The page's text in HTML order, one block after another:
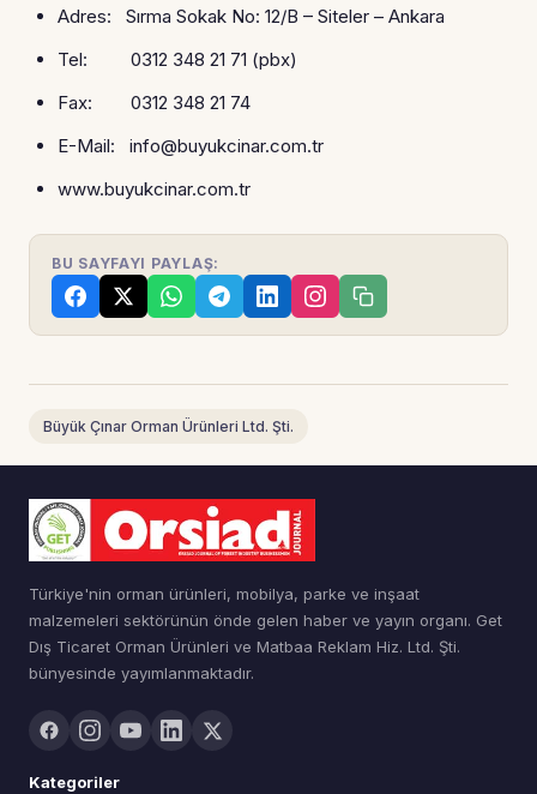
Adres: Sırma Sokak No: 12/B – Siteler – Ankara
Tel: 0312 348 21 71 (pbx)
Fax: 0312 348 21 74
E-Mail: info@buyukcinar.com.tr
www.buyukcinar.com.tr
BU SAYFAYI PAYLAŞ:
Büyük Çınar Orman Ürünleri Ltd. Şti.
Türkiye'nin orman ürünleri, mobilya, parke ve inşaat
malzemeleri sektörünün önde gelen haber ve yayın organı. Get
Dış Ticaret Orman Ürünleri ve Matbaa Reklam Hiz. Ltd. Şti.
bünyesinde yayımlanmaktadır.
Kategoriler